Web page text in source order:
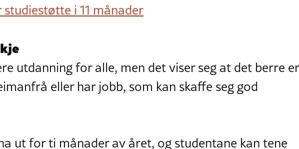
i 11 månader
utdanning for alle, men det viser seg at det berre er
eller har jobb, som kan skaffe seg god
ut for ti månader av året, og studentane kan tene